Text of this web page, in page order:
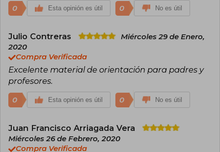
0 Esta opinión es útil 0 No es útil
Julio Contreras
Miércoles 29 de Enero,
2020
Compra Verificada
Excelente material de orientación para padres y
profesores.
0 Esta opinión es útil 0 No es útil
Juan Francisco Arriagada Vera
Miércoles 26 de Febrero, 2020
Compra Verificada